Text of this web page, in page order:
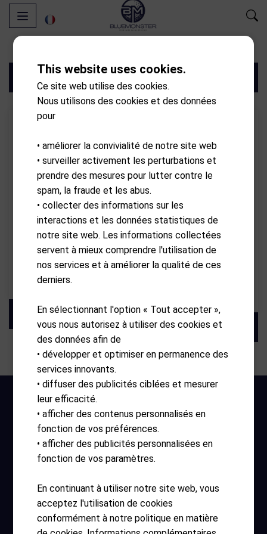
Filtres
ARCCOS GOLF
Caddie Smart Sensors 1pcs
CHF 24.90
ARCCOS GOLF
Caddie Smart Grips MCC
Heures d'ouverture
lundi – dimanche 10:00 – 17:30
This website uses cookies.
Ce site web utilise des cookies.
Nous utilisons des cookies et des données
pour
• améliorer la convivialité de notre site web
• surveiller activement les perturbations et
prendre des mesures pour lutter contre le
spam, la fraude et les abus.
• collecter des informations sur les
interactions et les données statistiques de
notre site web. Les informations collectées
servent à mieux comprendre l'utilisation de
nos services et à améliorer la qualité de ces
derniers.
En sélectionnant l'option « Tout accepter »,
vous nous autorisez à utiliser des cookies et
des données afin de
• développer et optimiser en permanence des
services innovants.
• diffuser des publicités ciblées et mesurer
leur efficacité.
• afficher des contenus personnalisés en
fonction de vos préférences.
• afficher des publicités personnalisées en
fonction de vos paramètres.
En continuant à utiliser notre site web, vous
acceptez l'utilisation de cookies
conformément à notre politique en matière